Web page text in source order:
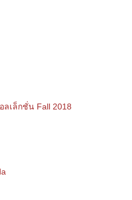
ลเล็กชั่น Fall 2018